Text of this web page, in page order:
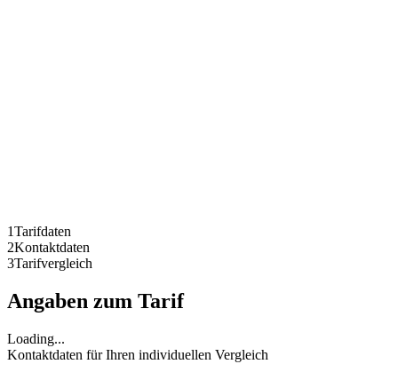
1Tarifdaten
2Kontaktdaten
3Tarifvergleich
Angaben zum Tarif
Loading...
Kontaktdaten für Ihren individuellen Vergleich